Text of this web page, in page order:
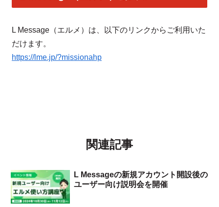
L Message（エルメ）は、以下のリンクからご利用いた
だけます。
https://lme.jp/?missionahp
関連記事
L Messageの新規アカウント開設後の
ユーザー向け説明会を開催